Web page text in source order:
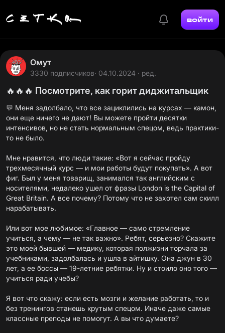
войти
Омут
3330 подписчиков· 04.10.2024 · ред.
🔥🔥🔥 Посмотрите, как горит диджитальщик
💬 Меня задолбало, что все зациклились на курсах — камон,
они еще ничего не дают! Вы можете пройти десятки
интенсивов, но не стать нормальным спецом, ведь практики-
то не было.
Мне нравится, что люди такие: «Вот я сейчас пройду
трехмесячный курс — и мои работы будут покупать». А вот
фиг. Был у меня товарищ, занимался так английским с
носителями, недалеко ушел от фразы London is the Capital of
Great Britain. А все почему? Потому что не захотел сам скилл
нарабатывать.
Или вот мое любимое: «Главное — само стремление
учиться, а чему — не так важно». Ребят, серьезно? Скажите
это моей бывшей — медику, которая полжизни торчала за
учебниками, задолбалась и ушла в айтишку. Она джун в 30
лет, а ее боссы — 19-летние ребятки. Ну и стоило оно того —
учиться ради учебы?
Я вот что скажу: если есть мозги и желание работать, то и
без тренингов станешь крутым спецом. Иначе даже самые
классные преподы не помогут. А вы что думаете?